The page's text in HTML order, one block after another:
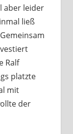
aber leider
ließ
Ralf
platzte
mit
der